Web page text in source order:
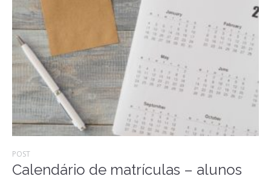
POST
Calendário de matrículas – alunos